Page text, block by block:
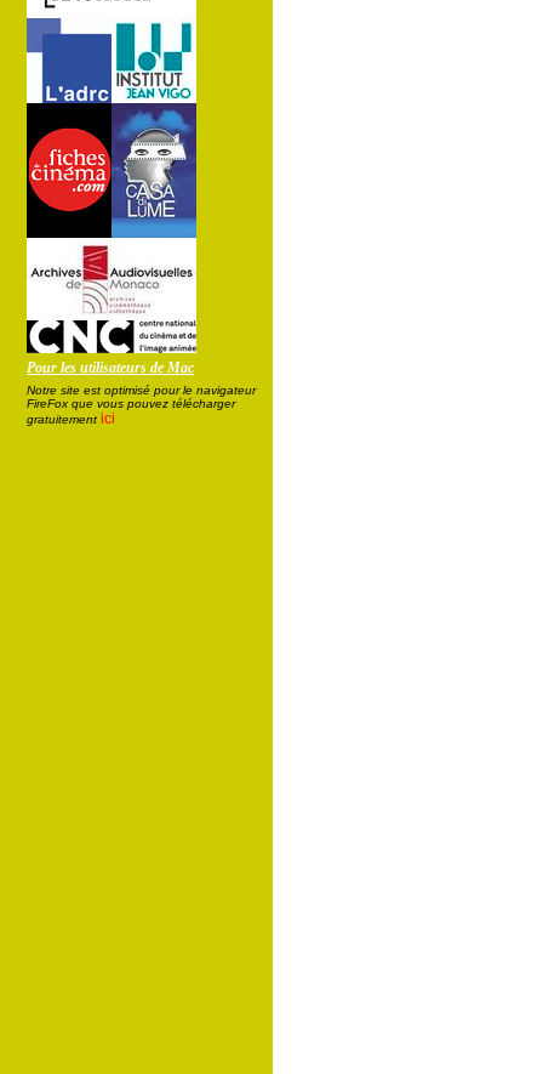
Pour les utilisateurs de Mac
Notre site est optimisé pour le navigateur
FireFox que vous pouvez télécharger
gratuitement ici